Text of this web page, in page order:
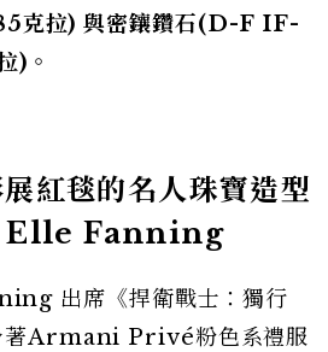
克拉) 與密鑲鑽石(D-F IF-
)。
紅毯的名人珠寶造型
Elle Fanning
出席《捍衛戰士：獨行
著Armani Privé粉色系禮服